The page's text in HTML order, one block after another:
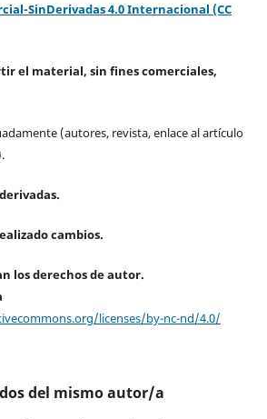
SinDerivadas 4.0 Internacional (CC
el material, sin fines comerciales,
(autores, revista, enlace al artículo
cambios.
los derechos de autor.
licenses/by-nc-nd/4.0/
del mismo autor/a